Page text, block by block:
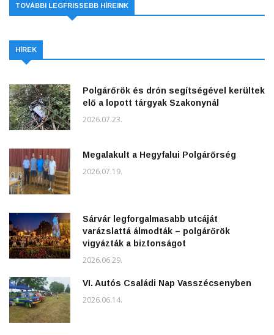
TOVÁBBI LEGFRISSEBB HÍREINK
HÍREK
Polgárőrök és drón segítségével kerültek
elő a lopott tárgyak Szakonynál
2026.07.23.
Megalakult a Hegyfalui Polgárőrség
2026.07.19.
Sárvár legforgalmasabb utcáját
varázslattá álmodták – polgárőrök
vigyázták a biztonságot
2026.06.29.
VI. Autós Családi Nap Vasszécsenyben
2026.06.14.